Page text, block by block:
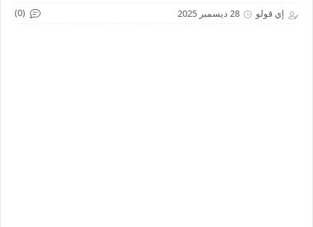
إي قولو 28 ديسمبر 2025 (0)